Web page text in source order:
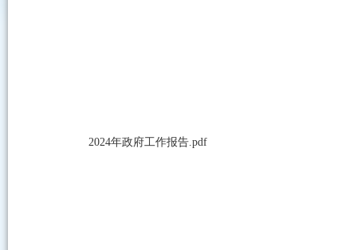
2024年政府工作报告.pdf